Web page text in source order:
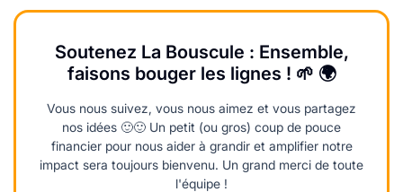
Soutenez La Bouscule : Ensemble,
faisons bouger les lignes ! 🌱 🌍
Vous nous suivez, vous nous aimez et vous partagez
nos idées 🙂🙂 Un petit (ou gros) coup de pouce
financier pour nous aider à grandir et amplifier notre
impact sera toujours bienvenu. Un grand merci de toute
l'équipe !